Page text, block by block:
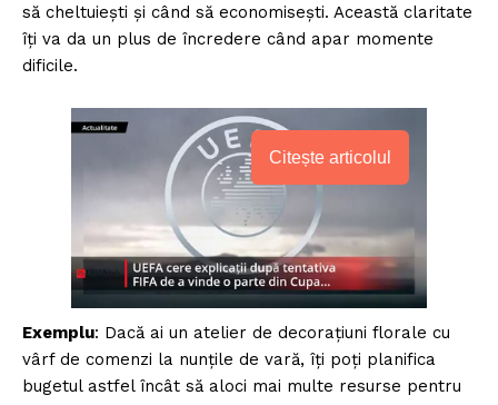
să cheltuiești și când să economisești. Această claritate
îți va da un plus de încredere când apar momente
dificile.
Citește articolul
Exemplu: Dacă ai un atelier de decorațiuni florale cu
vârf de comenzi la nunțile de vară, îți poți planifica
bugetul astfel încât să aloci mai multe resurse pentru